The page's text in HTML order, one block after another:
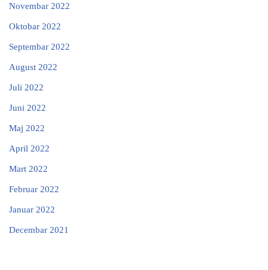
Novembar 2022
Oktobar 2022
Septembar 2022
August 2022
Juli 2022
Juni 2022
Maj 2022
April 2022
Mart 2022
Februar 2022
Januar 2022
Decembar 2021